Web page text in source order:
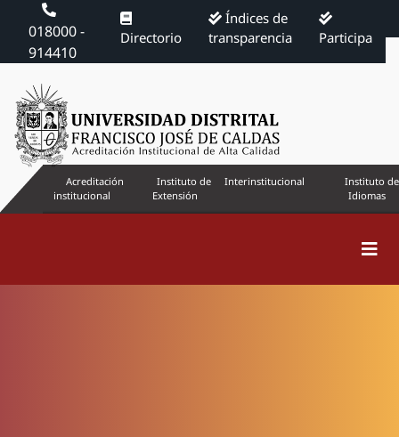
018000 -
914410
Directorio
Índices de
transparencia
Participa
Acreditación
institucional
Instituto de
Extensión
Interinstitucional
Instituto de
Idiomas